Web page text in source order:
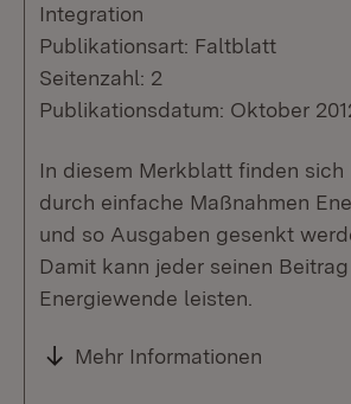
Integration
Publikationsart: Faltblatt
Seitenzahl: 2
Publikationsdatum: Oktober
In diesem Merkblatt finden sich
durch einfache Maßnahmen
und so Ausgaben gesenkt
Damit kann jeder seinen
Energiewende leisten.
Mehr Informationen